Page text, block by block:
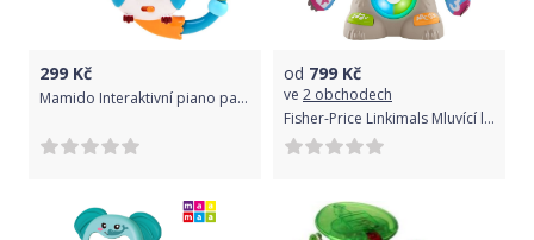
299 Kč
Mamido Interaktivní piano papoušek bílý
od 799 Kč
ve 2 obchodech
Fisher-Price Linkimals Mluvící lenochod